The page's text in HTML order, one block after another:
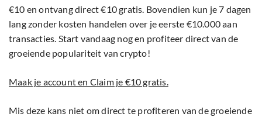
€10 en ontvang direct €10 gratis. Bovendien kun je 7 dagen
lang zonder kosten handelen over je eerste €10.000 aan
transacties. Start vandaag nog en profiteer direct van de
groeiende populariteit van crypto!
Maak je account en Claim je €10 gratis.
Mis deze kans niet om direct te profiteren van de groeiende